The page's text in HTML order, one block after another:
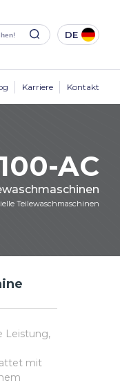
×
Standort
DE
Karriere Kontakt
AC
Teilewaschmaschinen
Leistung,
mit